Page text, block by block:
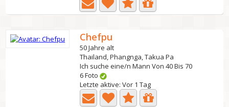
Chefpu
50 Jahre alt
Thailand, Phangnga, Takua Pa
Ich suche eine/n Mann Von 40 Bis 70
6 Foto
Letzte aktive: Vor 1 Tag